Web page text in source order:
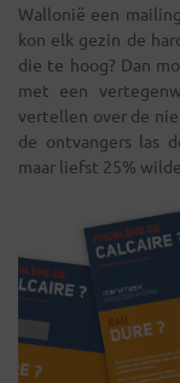
Wallonië een
kon elk gezin de
die te hoog? Dan
met een
vertellen over de
de ontvangers las
maar liefst 25%